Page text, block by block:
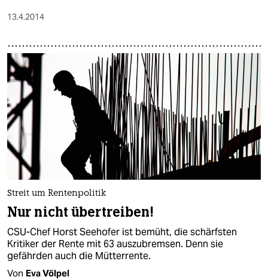
13.4.2014
Streit um Rentenpolitik
Nur nicht übertreiben!
CSU-Chef Horst Seehofer ist bemüht, die schärfsten
Kritiker der Rente mit 63 auszubremsen. Denn sie
gefährden auch die Mütterrente.
Von Eva Völpel